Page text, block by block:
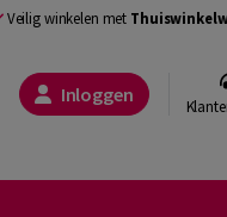
Veilig winkelen met
Inloggen